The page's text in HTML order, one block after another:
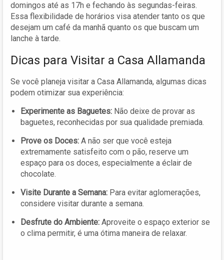
domingos até as 17h e fechando às segundas-feiras.
Essa flexibilidade de horários visa atender tanto os que
desejam um café da manhã quanto os que buscam um
lanche à tarde.
Dicas para Visitar a Casa Allamanda
Se você planeja visitar a Casa Allamanda, algumas dicas
podem otimizar sua experiência:
Experimente as Baguetes: Não deixe de provar as
baguetes, reconhecidas por sua qualidade premiada.
Prove os Doces: A não ser que você esteja
extremamente satisfeito com o pão, reserve um
espaço para os doces, especialmente a éclair de
chocolate.
Visite Durante a Semana: Para evitar aglomerações,
considere visitar durante a semana.
Desfrute do Ambiente: Aproveite o espaço exterior se
o clima permitir, é uma ótima maneira de relaxar.